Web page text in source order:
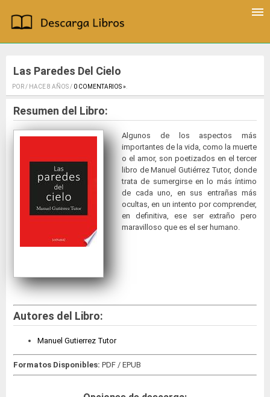
Las Paredes Del Cielo
POR / HACE 8 AÑOS / 0 COMENTARIOS ».
Resumen del Libro:
Algunos de los aspectos más
importantes de la vida, como la muerte
o el amor, son poetizados en el tercer
libro de Manuel Gutiérrez Tutor, donde
trata de sumergirse en lo más íntimo
de cada uno, en sus entrañas más
ocultas, en un intento por comprender,
en definitiva, ese ser extraño pero
maravilloso que es el ser humano.
Autores del Libro:
Manuel Gutierrez Tutor
Formatos Disponibles: PDF / EPUB